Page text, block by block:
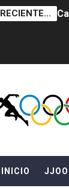
RECIENTE...
INICIO JJOO